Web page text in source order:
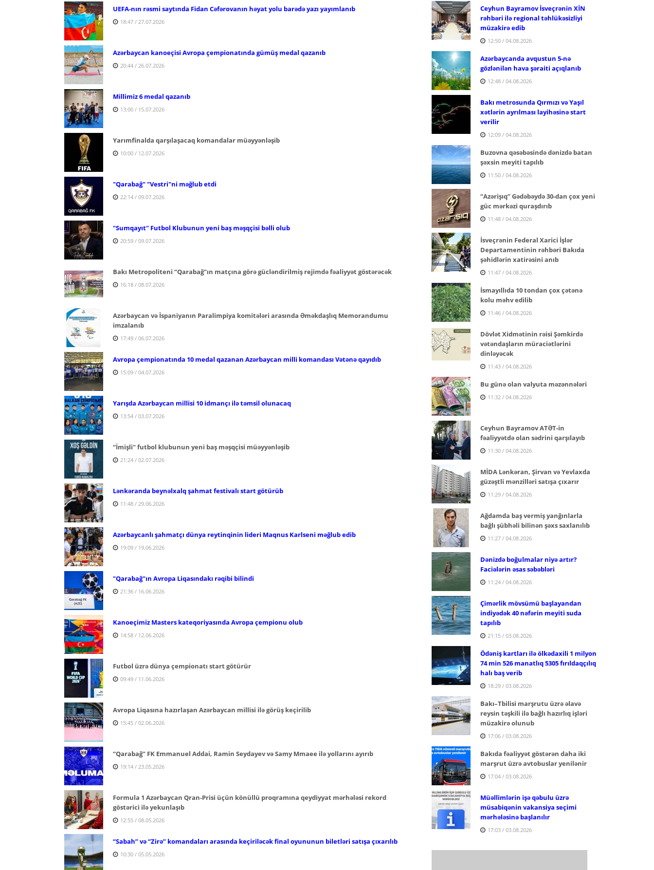
UEFA-nın rəsmi saytında Fidan Cəfərovanın həyat yolu barədə yazı yayımlanıb
18:47 / 27.07.2026
Azərbaycan kanoeçisi Avropa çempionatında gümüş medal qazanıb
20:44 / 26.07.2026
Millimiz 6 medal qazanıb
13:00 / 15.07.2026
Yarımfinalda qarşılaşacaq komandalar müəyyənləşib
10:00 / 12.07.2026
"Qarabağ" "Vestri"ni məğlub etdi
22:14 / 09.07.2026
"Sumqayıt" Futbol Klubunun yeni baş məşqçisi bəlli olub
20:59 / 09.07.2026
Bakı Metropoliteni “Qarabağ”ın matçına görə gücləndirilmiş rejimdə fəaliyyət göstərəcək
16:18 / 08.07.2026
Azərbaycan və İspaniyanın Paralimpiya komitələri arasında Əməkdaşlıq Memorandumu
imzalanıb
17:49 / 06.07.2026
Avropa çempionatında 10 medal qazanan Azərbaycan milli komandası Vətənə qayıdıb
15:09 / 04.07.2026
Yarışda Azərbaycan millisi 10 idmançı ilə təmsil olunacaq
13:54 / 03.07.2026
“İmişli" futbol klubunun yeni baş məşqçisi müəyyənləşib
21:24 / 02.07.2026
Lənkəranda beynəlxalq şahmat festivalı start götürüb
11:48 / 29.06.2026
Azərbaycanlı şahmatçı dünya reytinqinin lideri Maqnus Karlseni məğlub edib
19:09 / 19.06.2026
"Qarabağ"ın Avropa Liqasındakı rəqibi bilindi
21:36 / 16.06.2026
Kanoeçimiz Masters kateqoriyasında Avropa çempionu olub
14:58 / 12.06.2026
Futbol üzrə dünya çempionatı start götürür
09:49 / 11.06.2026
Avropa Liqasına hazırlaşan Azərbaycan millisi ilə görüş keçirilib
15:45 / 02.06.2026
“Qarabağ” FK Emmanuel Addai, Ramin Seydayev və Samy Mmaee ilə yollarını ayırıb
19:14 / 23.05.2026
Formula 1 Azərbaycan Qran-Prisi üçün könüllü proqramına qeydiyyat mərhələsi rekord
göstərici ilə yekunlaşıb
12:55 / 08.05.2026
“Sabah” və “Zirə” komandaları arasında keçiriləcək final oyununun biletləri satışa çıxarılıb
10:30 / 05.05.2026
Ceyhun Bayramov İsveçrənin XİN
rəhbəri ilə regional təhlükəsizliyi
müzakirə edib
12:50 / 04.08.2026
Azərbaycanda avqustun 5-nə
gözlənilən hava şəraiti açıqlanıb
12:48 / 04.08.2026
Bakı metrosunda Qırmızı və Yaşıl
xətlərin ayrılması layihəsinə start
verilir
12:09 / 04.08.2026
Buzovna qəsəbəsində dənizdə batan
şəxsin meyiti tapılıb
11:50 / 04.08.2026
“Azərişıq” Gədəbəydə 30-dan çox yeni
güc mərkəzi quraşdırıb
11:48 / 04.08.2026
İsveçrənin Federal Xarici İşlər
Departamentinin rəhbəri Bakıda
şəhidlərin xatirəsini anıb
11:47 / 04.08.2026
İsmayıllıda 10 tondan çox çətənə
kolu məhv edilib
11:46 / 04.08.2026
Dövlət Xidmətinin rəisi Şəmkirdə
vətəndaşların müraciətlərini
dinləyəcək
11:43 / 04.08.2026
Bu günə olan valyuta məzənnələri
11:32 / 04.08.2026
Ceyhun Bayramov ATƏT-in
fəaliyyətdə olan sədrini qarşılayıb
11:30 / 04.08.2026
MİDA Lənkəran, Şirvan və Yevlaxda
güzəştli mənzilləri satışa çıxarır
11:29 / 04.08.2026
Ağdamda baş vermiş yanğınlarla
bağlı şübhəli bilinən şəxs saxlanılıb
11:27 / 04.08.2026
Dənizdə boğulmalar niyə artır?
Faciələrin əsas səbəbləri
11:24 / 04.08.2026
Çimərlik mövsümü başlayandan
indiyədək 40 nəfərin meyiti suda
tapılıb
21:15 / 03.08.2026
Ödəniş kartları ilə ölkədaxili 1 milyon
74 min 526 manatlıq 5305 fırıldaqçılıq
halı baş verib
18:29 / 03.08.2026
Bakı–Tbilisi marşrutu üzrə əlavə
reysin təşkili ilə bağlı hazırlıq işləri
müzakirə olunub
17:06 / 03.08.2026
Bakıda fəaliyyət göstərən daha iki
marşrut üzrə avtobuslar yenilənir
17:04 / 03.08.2026
Müəllimlərin işə qəbulu üzrə
müsabiqənin vakansiya seçimi
mərhələsinə başlanılır
17:03 / 03.08.2026